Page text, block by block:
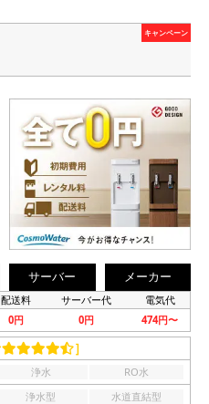
キャンペーン
サーバー メーカー
配送料 サーバー代 電気代
0円 0円 474円〜
］
浄水
RO水
浄水型
水道直結型